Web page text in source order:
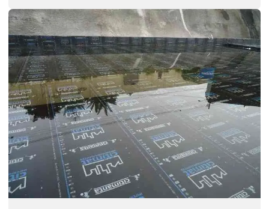
Tratamento de umidade em paredes
Tratamento de umidade por pressão negativa
Vedação de poços de elevadores